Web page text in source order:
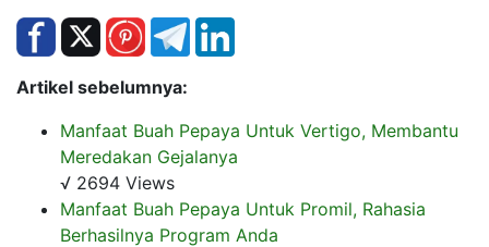
Artikel sebelumnya:
Manfaat Buah Pepaya Untuk Vertigo, Membantu
Meredakan Gejalanya
√ 2694 Views
Manfaat Buah Pepaya Untuk Promil, Rahasia
Berhasilnya Program Anda